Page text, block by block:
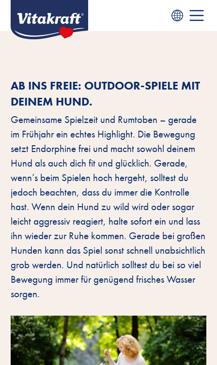
AB INS FREIE: OUTDOOR-SPIELE MIT
DEINEM HUND.
Gemeinsame Spielzeit und Rumtoben – gerade
im Frühjahr ein echtes Highlight. Die Bewegung
setzt Endorphine frei und macht sowohl deinem
Hund als auch dich fit und glücklich. Gerade,
wenn’s beim Spielen hoch hergeht, solltest du
jedoch beachten, dass du immer die Kontrolle
hast. Wenn dein Hund zu wild wird oder sogar
leicht aggressiv reagiert, halte sofort ein und lass
ihn wieder zur Ruhe kommen. Gerade bei großen
Hunden kann das Spiel sonst schnell unabsichtlich
grob werden. Und natürlich solltest du bei so viel
Bewegung immer für genügend frisches Wasser
sorgen.